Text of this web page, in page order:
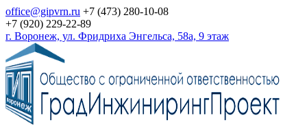
office@gipvrn.ru +7 (473) 280-10-08
+7 (920) 229-22-89
г. Воронеж, ул. Фридриха Энгельса, 58а, 9 этаж